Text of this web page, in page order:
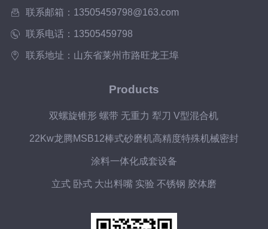
联系邮箱：13505459798@163.com
联系电话：13505459798
联系地址：山东省莱州市路旺龙王埠
Products
双螺旋锥形 螺带 无重力 犁刀 V型混合机
22Kw龙腾MSB12棒式砂磨机高精度特殊机械密封
涂料一体化成套设备
立式 卧式 大出料嘴 实验 不锈钢 胶体磨